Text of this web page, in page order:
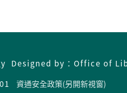
Designed by：Office of
資通安全政策(另開新視窗)